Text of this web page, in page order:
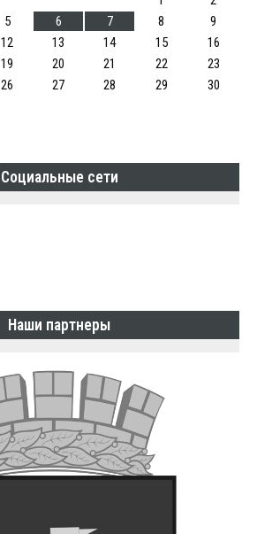
5 6 7 8
9
12 13 14 15
16
19 20 21 22
23
26 27 28 29
30
Социальные сети
Наши партнеры